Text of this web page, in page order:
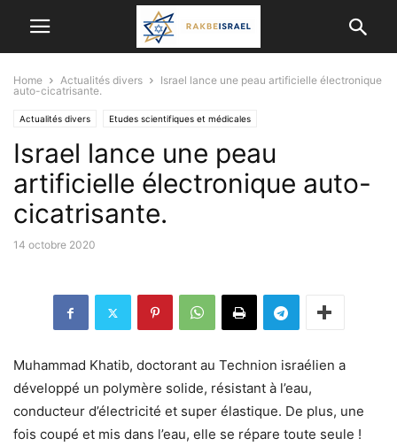
Home Actualités divers
Israel lance une peau artificielle électronique
auto-cicatrisante.
Actualités divers Etudes scientifiques et médicales
RÉALISATIONS MÉDICALES
Israel lance une peau
artificielle électronique auto-
cicatrisante.
14 octobre 2020
Muhammad Khatib, doctorant au Technion israélien a
développé un polymère solide, résistant à l’eau,
conducteur d’électricité et super élastique. De plus, une
fois coupé et mis dans l’eau, elle se répare toute seule !